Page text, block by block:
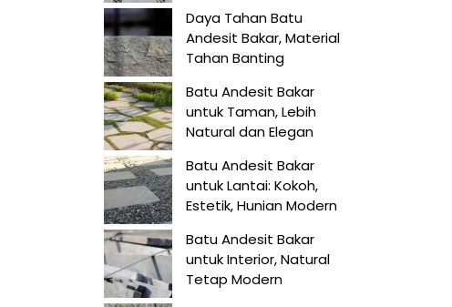
Daya Tahan Batu
Andesit Bakar, Material
Tahan Banting
Batu Andesit Bakar
untuk Taman, Lebih
Natural dan Elegan
Batu Andesit Bakar
untuk Lantai: Kokoh,
Estetik, Hunian Modern
Batu Andesit Bakar
untuk Interior, Natural
Tetap Modern